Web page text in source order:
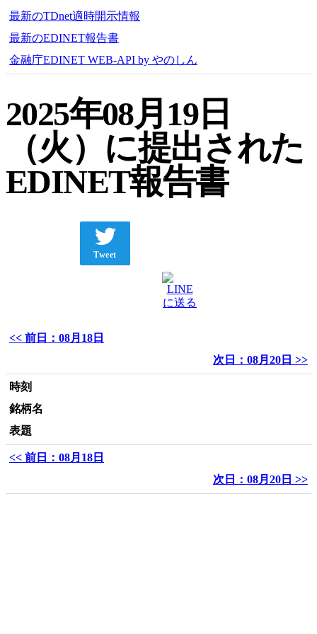
最新のTDnet適時開示情報
最新のEDINET報告書
金融庁EDINET WEB-API by やのしん
2025年08月19日
（火）に提出された
EDINET報告書
Tweet
<< 前日：08月18日
次日：08月20日 >>
時刻
銘柄名
表題
<< 前日：08月18日
次日：08月20日 >>